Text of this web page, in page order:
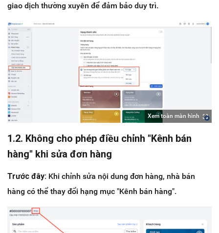
giao dịch thường xuyên để đảm bảo duy trì.
Xem toàn màn hình
1.2. Không cho phép điều chỉnh "Kênh bán
hàng" khi sửa đơn hàng
Trước đây: Khi chỉnh sửa nội dung đơn hàng, nhà bán
hàng có thể thay đổi hạng mục "Kênh bán hàng".